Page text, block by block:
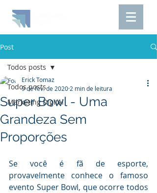
Post
Todos posts
Marketing Digital
Todos posts
Super Bowl - Uma
Grandeza Sem
Proporções
Erick Tomaz
9 de fev. de 2020 2 min de leitura
Se você é fã de esporte,
provavelmente conhece o famoso
evento Super Bowl, que ocorre todos